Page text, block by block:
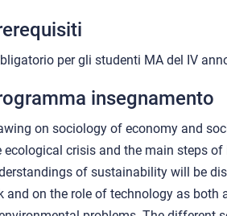
per gli studenti MA del IV
insegnamento
on sociology of economy and
ecological crisis and the main steps
of sustainability will be
and on the role of technology as both